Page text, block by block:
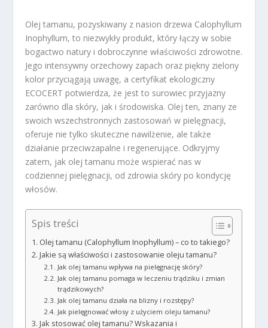
Olej tamanu, pozyskiwany z nasion drzewa Calophyllum
Inophyllum, to niezwykły produkt, który łączy w sobie
bogactwo natury i dobroczynne właściwości zdrowotne.
Jego intensywny orzechowy zapach oraz piękny zielony
kolor przyciągają uwagę, a certyfikat ekologiczny
ECOCERT potwierdza, że jest to surowiec przyjazny
zarówno dla skóry, jak i środowiska. Olej ten, znany ze
swoich wszechstronnych zastosowań w pielęgnacji,
oferuje nie tylko skuteczne nawilżenie, ale także
działanie przeciwzapalne i regenerujące. Odkryjmy
zatem, jak olej tamanu może wspierać nas w
codziennej pielęgnacji, od zdrowia skóry po kondycję
włosów.
Spis treści
Olej tamanu (Calophyllum Inophyllum) – co to takiego?
Jakie są właściwości i zastosowanie oleju tamanu?
Jak olej tamanu wpływa na pielęgnację skóry?
Jak olej tamanu pomaga w leczeniu trądziku i zmian
trądzikowych?
Jak olej tamanu działa na blizny i rozstępy?
Jak pielęgnować włosy z użyciem oleju tamanu?
Jak stosować olej tamanu? Wskazania i